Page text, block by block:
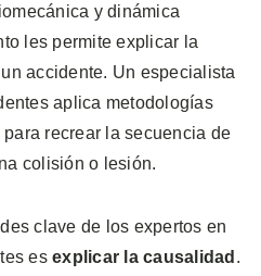
y dinámica
les permite explicar la
accidente. Un especialista
aplica metodologías
recrear la secuencia de
colisión o lesión.
clave de los expertos en
es explicar la causalidad .